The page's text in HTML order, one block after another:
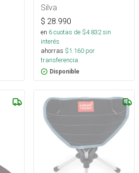
Silva
$ 28.990
en 6cuotas de $4.832sin
interés
ahorras $1.160 por
transferencia.
Disponible